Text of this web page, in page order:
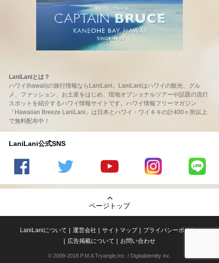
LaniLaniとは？
ハワイ(hawaii)の旅行情報ならLaniLani。LaniLaniはハワイの観光、グル
メ、ファッション、お土産をはじめ、現地オプショナルツアーや話題の流行
スポットを紹介するハワイ情報サイトです。ハワイ情報フリーマガジン
「Hawaiian Breeze LaniLani」は日本とハワイ・ワイキキの計400ヶ所以上
で無料配布中！
LaniLani公式SNS
の
のtwitter
の
Youtube
チャンネ
LaniLani
LaniLani
ページトップ
LaniLaniについて 運営会社 サイトマップ
プライバシーポリシー
広告掲載について
お問い合わせ
© 2009-2018 P.M.A Tryangle,Inc. / Digitalidentity inc.